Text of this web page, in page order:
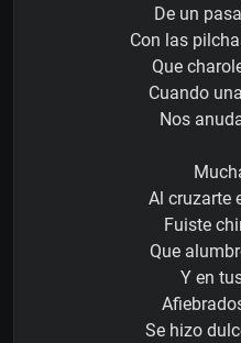
De un
Con las
Que
Cuando
Nos
Al cruzarte
Fuiste
Que
Y en
Se hizo